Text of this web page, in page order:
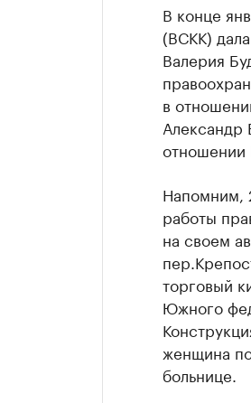
В конце
(ВСКК)
Валерия
в
Александр
отношении
Напомним,
работы
на своем
торговый
Южного
женщина
больнице.